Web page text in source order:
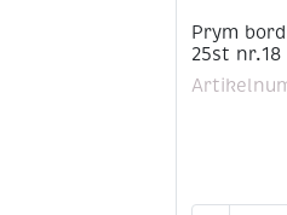
Prym
25st nr.18